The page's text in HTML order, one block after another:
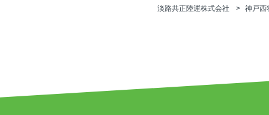
淡路共正陸運株式会社 神戸西